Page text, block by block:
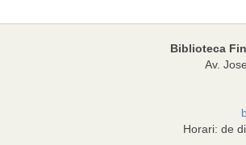
Biblioteca
Av.
Horari: de